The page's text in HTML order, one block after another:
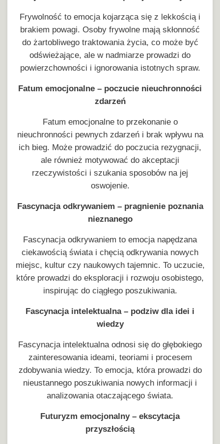
Frywolność to emocja kojarząca się z lekkością i
brakiem powagi. Osoby frywolne mają skłonność
do żartobliwego traktowania życia, co może być
odświeżające, ale w nadmiarze prowadzi do
powierzchowności i ignorowania istotnych spraw.
Fatum emocjonalne – poczucie nieuchronności
zdarzeń
Fatum emocjonalne to przekonanie o
nieuchronności pewnych zdarzeń i brak wpływu na
ich bieg. Może prowadzić do poczucia rezygnacji,
ale również motywować do akceptacji
rzeczywistości i szukania sposobów na jej
oswojenie.
Fascynacja odkrywaniem – pragnienie poznania
nieznanego
Fascynacja odkrywaniem to emocja napędzana
ciekawością świata i chęcią odkrywania nowych
miejsc, kultur czy naukowych tajemnic. To uczucie,
które prowadzi do eksploracji i rozwoju osobistego,
inspirując do ciągłego poszukiwania.
Fascynacja intelektualna – podziw dla idei i
wiedzy
Fascynacja intelektualna odnosi się do głębokiego
zainteresowania ideami, teoriami i procesem
zdobywania wiedzy. To emocja, która prowadzi do
nieustannego poszukiwania nowych informacji i
analizowania otaczającego świata.
Futuryzm emocjonalny – ekscytacja
przyszłością